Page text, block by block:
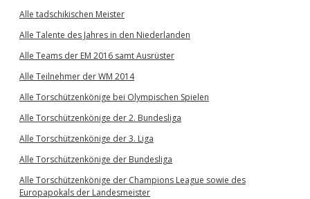
Alle tadschikischen Meister
Alle Talente des Jahres in den Niederlanden
Alle Teams der EM 2016 samt Ausrüster
Alle Teilnehmer der WM 2014
Alle Torschützenkönige bei Olympischen Spielen
Alle Torschützenkönige der 2. Bundesliga
Alle Torschützenkönige der 3. Liga
Alle Torschützenkönige der Bundesliga
Alle Torschützenkönige der Champions League sowie des
Europapokals der Landesmeister